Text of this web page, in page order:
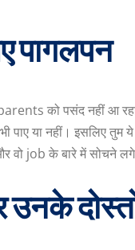
पागलपन
को पसंद नहीं आ
पाए या नहीं। इसलिए
वो job के बारे में सोचने
दोस्तों